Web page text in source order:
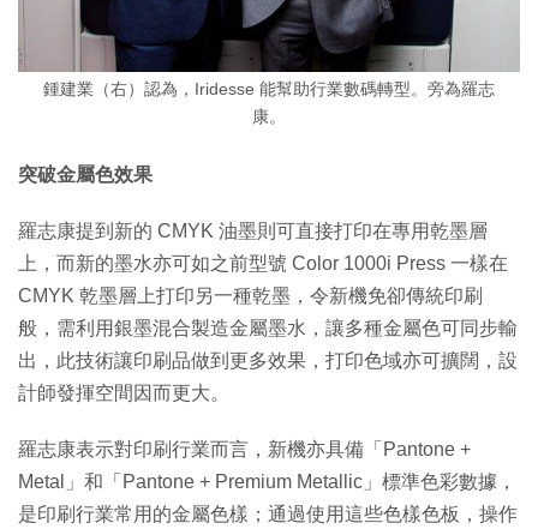
鍾建業（右）認為，Iridesse 能幫助行業數碼轉型。旁為羅志
康。
突破金屬色效果
羅志康提到新的 CMYK 油墨則可直接打印在專用乾墨層
上，而新的墨水亦可如之前型號 Color 1000i Press 一樣在
CMYK 乾墨層上打印另一種乾墨，令新機免卻傳統印刷
般，需利用銀墨混合製造金屬墨水，讓多種金屬色可同步輸
出，此技術讓印刷品做到更多效果，打印色域亦可擴闊，設
計師發揮空間因而更大。
羅志康表示對印刷行業而言，新機亦具備「Pantone +
Metal」和「Pantone + Premium Metallic」標準色彩數據，
是印刷行業常用的金屬色樣；通過使用這些色樣色板，操作